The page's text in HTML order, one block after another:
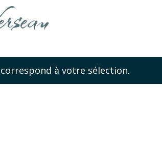
à votre sélection.